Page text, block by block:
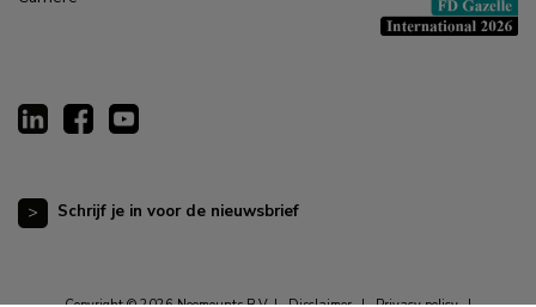
Schrijf je in voor de nieuwsbrief